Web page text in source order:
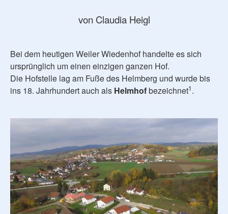
von Claudia Heigl
Bei dem heutigen Weiler Wiedenhof handelte es sich
ursprünglich um einen einzigen ganzen Hof.
Die Hofstelle lag am Fuße des Helmberg und wurde bis
ins 18. Jahrhundert auch als Helmhofbezeichnet1.